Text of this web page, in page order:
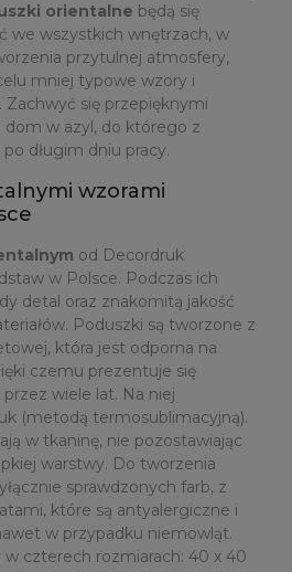
orientalne będą się
we wszystkich wnętrzach, w
przytulnej atmosfery,
mniej typowe wzory i
się przepięknymi
dom w azyl, do którego z
długim dniu pracy.
wzorami
od Decordruk
w Polsce. Podczas ich
detal oraz znakomitą jakość
Poduszki są tworzone z
która jest odporna na
czemu prezentuje się
wiele lat. Na niej
(metodą termosublimacyjną).
w tkaninę, nie pozostawiając
warstwy. Do tworzenia
sprawdzonych farb, z
które są antyalergiczne i
w przypadku niemowląt.
czterech rozmiarach: 40 x 40